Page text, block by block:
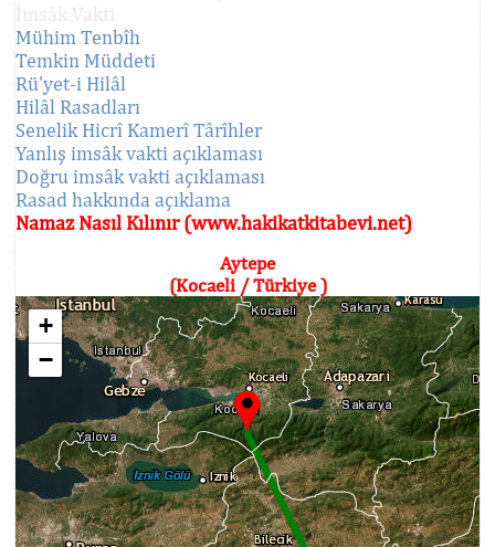
İmsâk Vakti
Mühim Tenbîh
Temkin Müddeti
Rü'yet-i Hilâl
Hilâl Rasadları
Senelik Hicrî Kamerî Târîhler
Yanlış imsâk vakti açıklaması
Doğru imsâk vakti açıklaması
Rasad hakkında açıklama
Namaz Nasıl Kılınır (www.hakikatkitabevi.net)
Aytepe
(Kocaeli / Türkiye )
+
−